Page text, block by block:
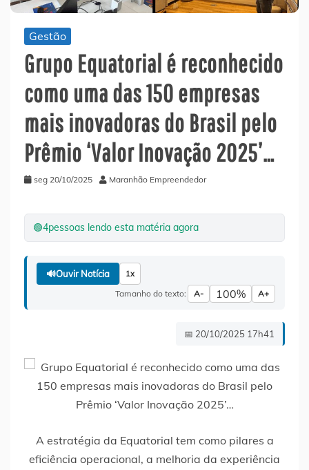
Gestão
Grupo Equatorial é reconhecido
como uma das 150 empresas
mais inovadoras do Brasil pelo
Prêmio ‘Valor Inovação 2025’…
seg 20/10/2025 Maranhão Empreendedor
🟢4pessoas lendo esta matéria agora
🔊Ouvir Notícia 1x
Tamanho do texto: A- 100% A+
📅 20/10/2025 17h41
A estratégia da Equatorial tem como pilares a
eficiência operacional, a melhoria da experiência